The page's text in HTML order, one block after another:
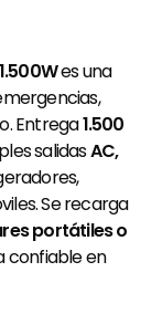
es una
Entrega1.500
salidasAC,
Se recarga
portátiles o
confiable en